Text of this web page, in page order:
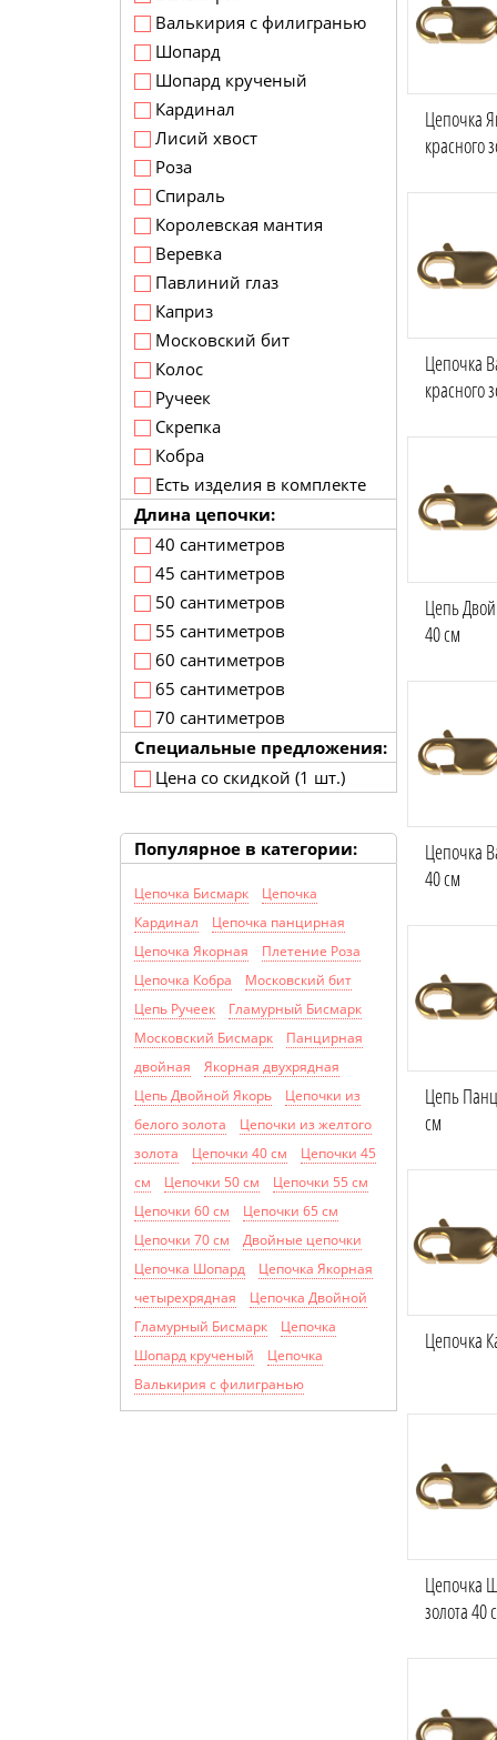
Валькирия с филигранью
Шопард
Шопард крученый
Кардинал
Лисий хвост
Роза
Спираль
Королевская мантия
Веревка
Павлиний глаз
Каприз
Московский бит
Колос
Ручеек
Скрепка
Кобра
Есть изделия в комплекте
Длина цепочки:
40 сантиметров
45 сантиметров
50 сантиметров
55 сантиметров
60 сантиметров
65 сантиметров
70 сантиметров
Специальные предложения:
Цена со скидкой (1 шт.)
Популярное в категории:
Цепочка Бисмарк
Цепочка
Кардинал
Цепочка панцирная
Цепочка Якорная
Плетение Роза
Цепочка Кобра
Московский бит
Цепь Ручеек
Гламурный Бисмарк
Московский Бисмарк
Панцирная
двойная
Якорная двухрядная
Цепь Двойной Якорь
Цепочки из
белого золота
Цепочки из желтого
золота
Цепочки 40 см
Цепочки 45
см
Цепочки 50 см
Цепочки 55 см
Цепочки 60 см
Цепочки 65 см
Цепочки 70 см
Двойные цепочки
Цепочка Шопард
Цепочка Якорная
четырехрядная
Цепочка Двойной
Гламурный Бисмарк
Цепочка
Шопард крученый
Цепочка
Валькирия с филигранью
Цепочка
красного
Цепочка
красного
Цепь
40 см
Цепочка
40 см
Цепь
см
Цепочка
Цепочка
золота 40